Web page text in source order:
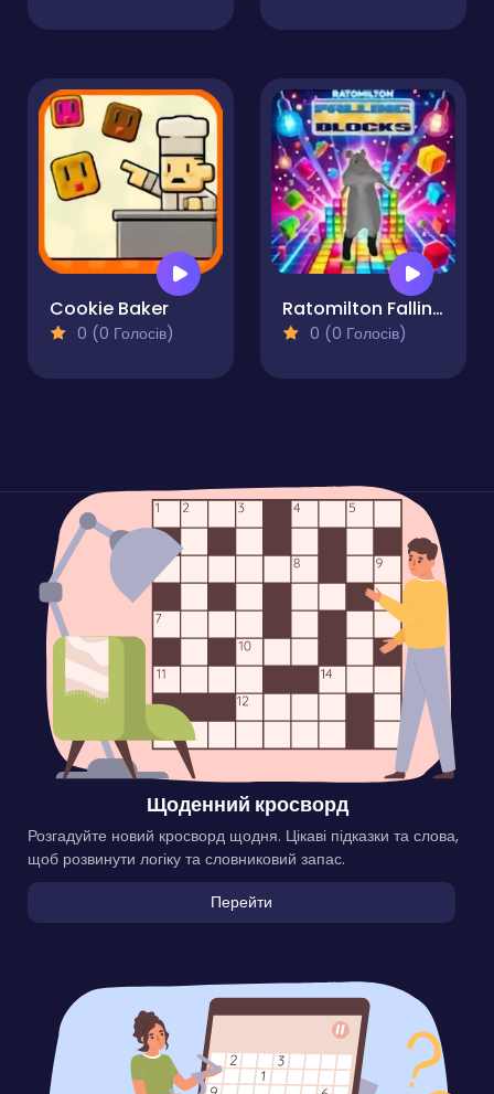
Cookie Baker
0 (0 Голосів)
Ratomilton Falling Blocks
0 (0 Голосів)
Щоденний кросворд
Розгадуйте новий кросворд щодня. Цікаві підказки та слова,
щоб розвинути логіку та словниковий запас.
Перейти